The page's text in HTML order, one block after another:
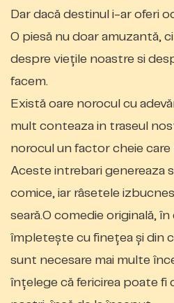
Dar dacă destinul i-ar oferi
O piesă nu doar amuzantă,
despre viețile noastre si
facem.
Există oare norocul cu
mult conteaza in traseul
norocul un factor cheie
Aceste intrebari genereaza
comice, iar râsetele
seară.O comedie originală,
împletește cu finețea și din
sunt necesare mai multe
înțelege că fericirea poate fi